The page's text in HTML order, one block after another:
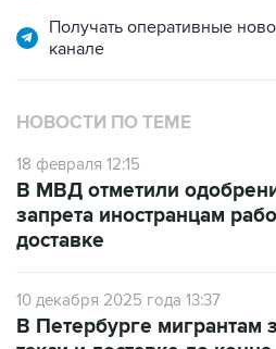
Получать оперативные
канале
НОВОСТИ ПО ТЕМЕ
18 февраля 12:15
В МВД отметили
запрета иностранцам
доставке
10 декабря 2025 года 13:37
В Петербурге мигрантам